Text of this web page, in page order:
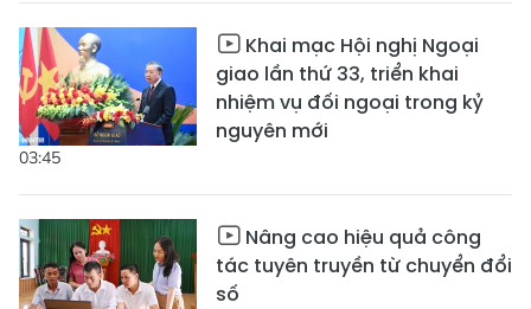
03:45
Khai mạc Hội nghị Ngoại
giao lần thứ 33, triển khai
nhiệm vụ đối ngoại trong kỷ
nguyên mới
Nâng cao hiệu quả công
tác tuyên truyền từ chuyển đổi
số